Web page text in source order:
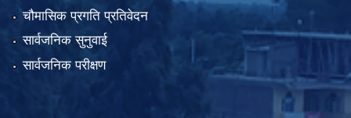
चौमासिक प्रगति प्रतिवेदन
सार्वजनिक सुनुवाई
सार्वजनिक परीक्षण